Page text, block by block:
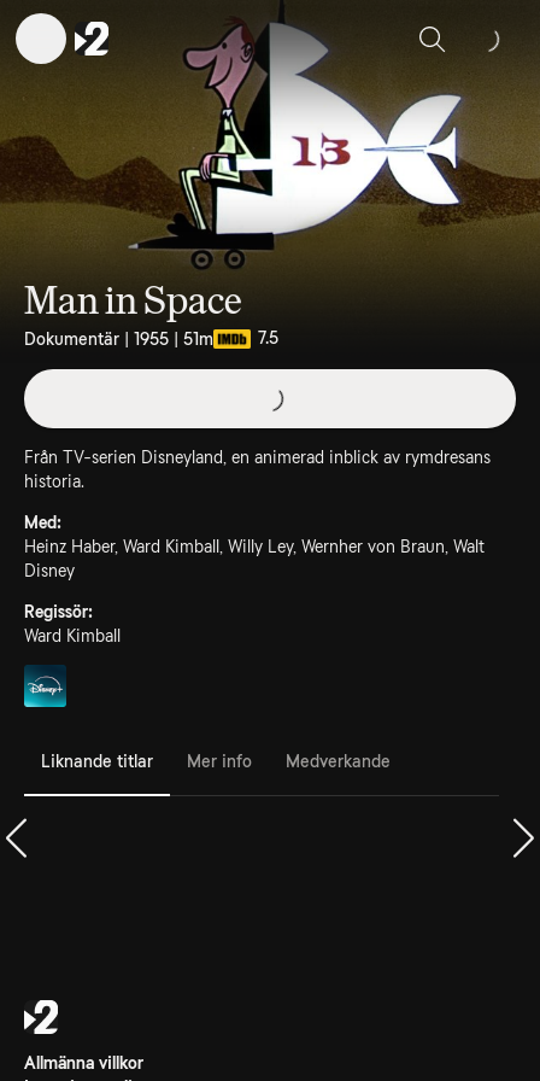
Sök
Man in Space
Dokumentär | 1955 | 51m 7.5
Från TV-serien Disneyland, en animerad inblick av rymdresans
historia.
Med:
Heinz Haber, Ward Kimball, Willy Ley, Wernher von Braun, Walt
Disney
Regissör:
Ward Kimball
Liknande titlar Mer info Medverkande
Allmänna villkor